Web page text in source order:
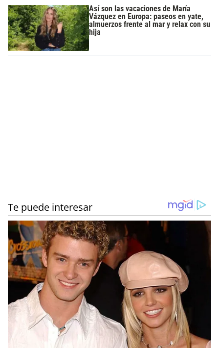
Así son las vacaciones de María
Vázquez en Europa: paseos en yate,
almuerzos frente al mar y relax con su
hija